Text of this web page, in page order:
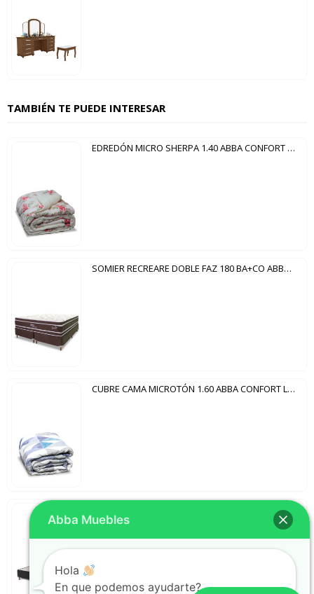
TAMBIÉN TE PUEDE INTERESAR
EDREDÓN MICRO SHERPA 1.40 ABBA CONFORT LINE CAPIATA
SOMIER RECREARE DOBLE FAZ 180 BA+CO ABBA MARRÓN
CUBRE CAMA MICROTÓN 1.60 ABBA CONFORT LINE BREMEN
Abba Muebles
Hola
En que podemos ayudarte?